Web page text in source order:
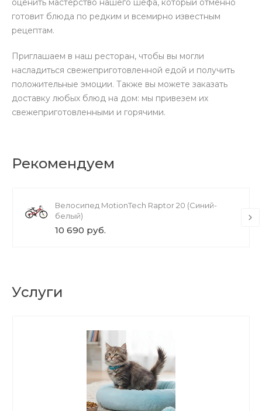
оценить мастерство нашего шефа, который отменно
готовит блюда по редким и всемирно известным
рецептам.
Приглашаем в наш ресторан, чтобы вы могли
насладиться свежеприготовленной едой и получить
положительные эмоции. Также вы можете заказать
доставку любых блюд на дом: мы привезем их
свежеприготовленными и горячими.
Рекомендуем
Велосипед MotionTech Raptor 20 (Синий-
белый)
10 690 руб.
Услуги